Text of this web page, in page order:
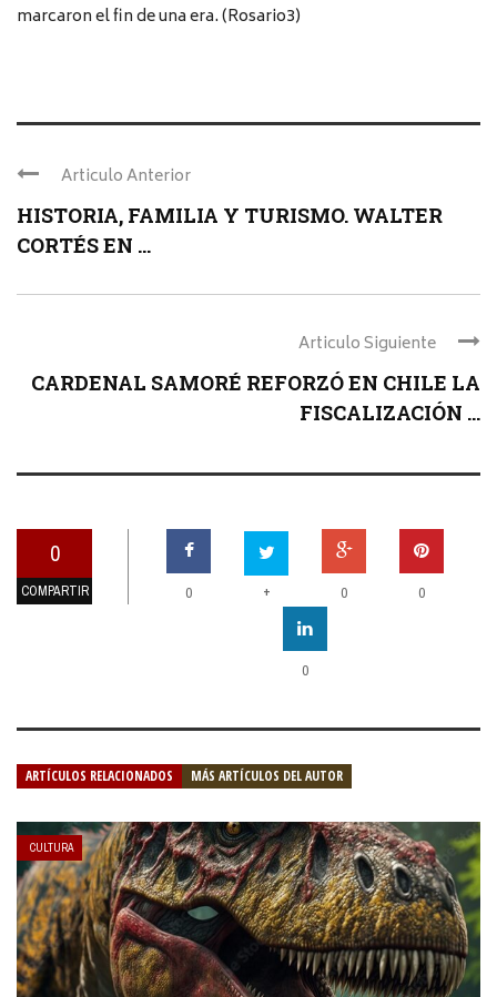
marcaron el fin de una era. (Rosario3)
Articulo Anterior
HISTORIA, FAMILIA Y TURISMO. WALTER
CORTÉS EN ...
Articulo Siguiente
CARDENAL SAMORÉ REFORZÓ EN CHILE LA
FISCALIZACIÓN ...
0
COMPARTIR 0 + 0 0
0
ARTÍCULOS RELACIONADOS MÁS ARTÍCULOS DEL AUTOR
CULTURA